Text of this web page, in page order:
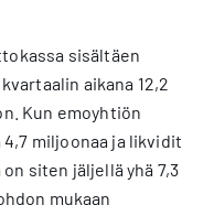
sisältäen
aikana 12,2
Kun emoyhtiön
miljoonaa ja likvidit
siten jäljellä yhä 7,3
mukaan